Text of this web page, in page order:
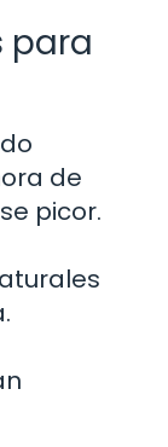
para
de
picor.